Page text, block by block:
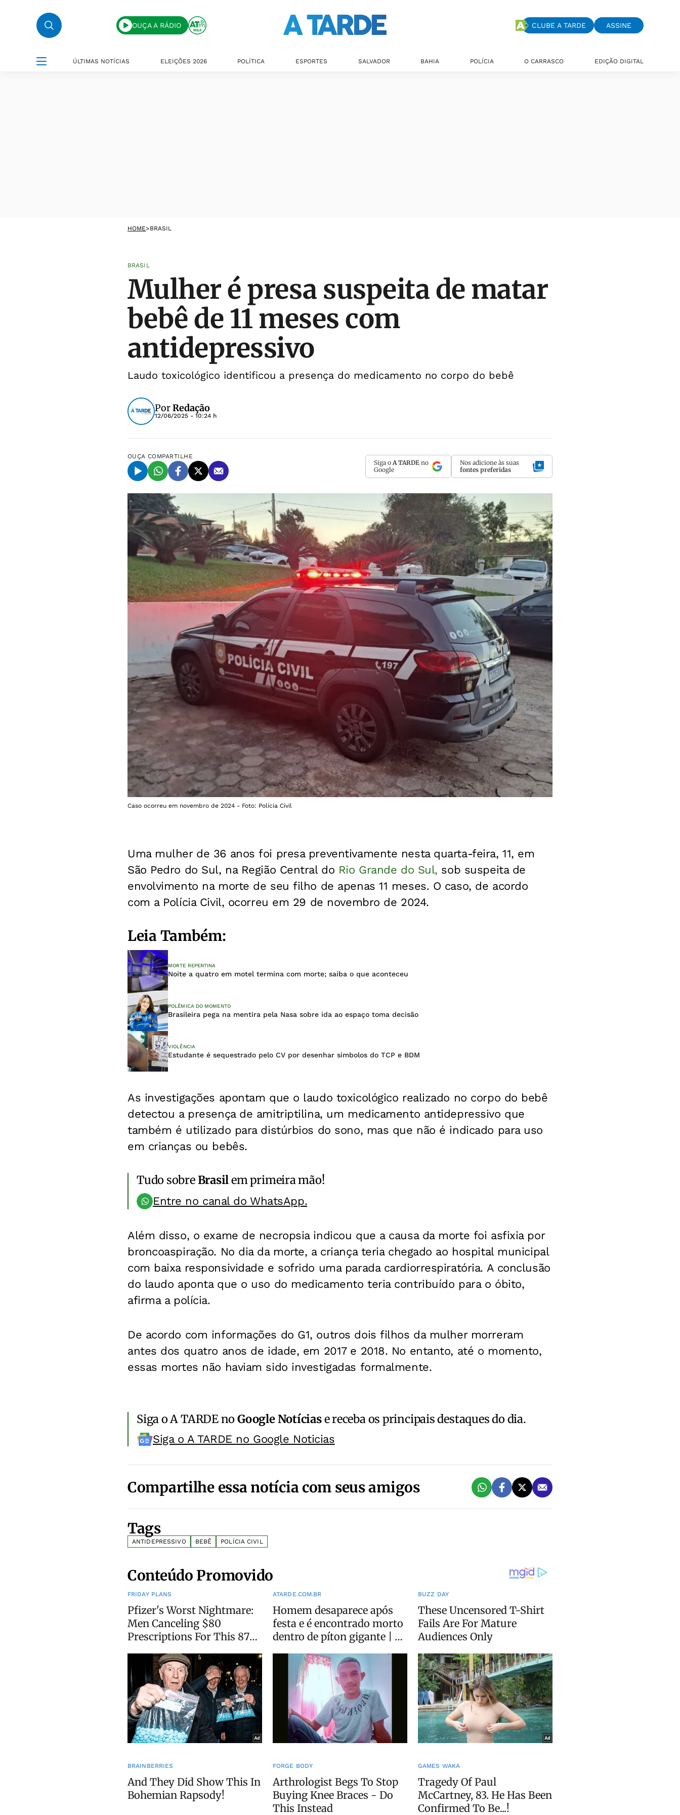
OUÇA A RÁDIO CLUBE A TARDE ASSINE
ÚLTIMAS NOTÍCIAS ELEIÇÕES 2026 POLÍTICA ESPORTES SALVADOR BAHIA POLÍCIA O CARRASCO EDIÇÃO DIGITAL
HOME>BRASIL
BRASIL
Mulher é presa suspeita de matar
bebê de 11 meses com
antidepressivo
Laudo toxicológico identificou a presença do medicamento no corpo do bebê
PorRedação
12/06/2025 - 10:24 h
OUÇA COMPARTILHE
Siga o A TARDE no
Google
Nos adicione às suas
fontes preferidas
Caso ocorreu em novembro de 2024 - Foto: Polícia Civil
Uma mulher de 36 anos foi presa preventivamente nesta quarta-feira, 11, em
São Pedro do Sul, na Região Central do Rio Grande do Sul, sob suspeita de
envolvimento na morte de seu filho de apenas 11 meses. O caso, de acordo
com a Polícia Civil, ocorreu em 29 de novembro de 2024.
Leia Também:
MORTE REPENTINA
Noite a quatro em motel termina com morte; saiba o que aconteceu
POLÊMICA DO MOMENTO
Brasileira pega na mentira pela Nasa sobre ida ao espaço toma decisão
VIOLÊNCIA
Estudante é sequestrado pelo CV por desenhar símbolos do TCP e BDM
As investigações apontam que o laudo toxicológico realizado no corpo do bebê
detectou a presença de amitriptilina, um medicamento antidepressivo que
também é utilizado para distúrbios do sono, mas que não é indicado para uso
em crianças ou bebês.
Tudo sobreBrasilem primeira mão!
Entre no canal do WhatsApp.
Além disso, o exame de necropsia indicou que a causa da morte foi asfixia por
broncoaspiração. No dia da morte, a criança teria chegado ao hospital municipal
com baixa responsividade e sofrido uma parada cardiorrespiratória. A conclusão
do laudo aponta que o uso do medicamento teria contribuído para o óbito,
afirma a polícia.
De acordo com informações do G1, outros dois filhos da mulher morreram
antes dos quatro anos de idade, em 2017 e 2018. No entanto, até o momento,
essas mortes não haviam sido investigadas formalmente.
Siga o A TARDE noGoogle Notíciase receba os principais destaques do dia.
Siga o A TARDE no Google Noticias
Compartilhe essa notícia com seus amigos
Tags
ANTIDEPRESSIVO BEBÊ POLÍCIA CIVIL